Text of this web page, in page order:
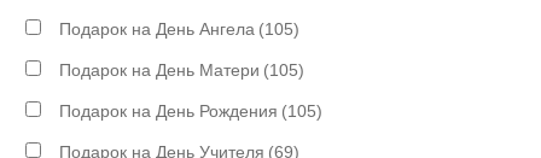
Подарок на День Ангела (105)
Подарок на День Матери (105)
Подарок на День Рождения (105)
Подарок на День Учителя (69)